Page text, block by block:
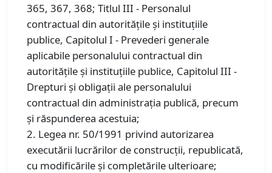
365, 367, 368; Titlul III - Personalul
contractual din autorităţile şi instituţiile
publice, Capitolul I - Prevederi generale
aplicabile personalului contractual din
autorităţile şi instituţiile publice, Capitolul III -
Drepturi şi obligaţii ale personalului
contractual din administraţia publică, precum
şi răspunderea acestuia;
2. Legea nr. 50/1991 privind autorizarea
executării lucrărilor de construcţii, republicată,
cu modificările şi completările ulterioare;